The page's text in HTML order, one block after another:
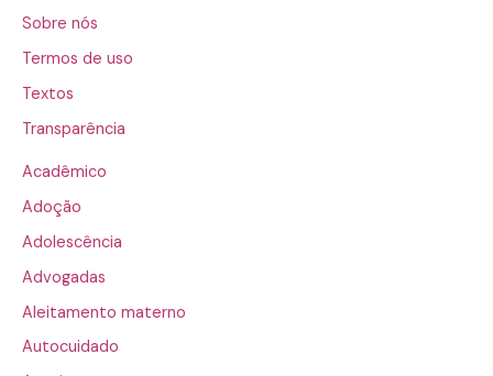
Sobre nós
Termos de uso
Textos
Transparência
Acadêmico
Adoção
Adolescência
Advogadas
Aleitamento materno
Autocuidado